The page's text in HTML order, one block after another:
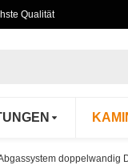
Qualität
doppelwandig